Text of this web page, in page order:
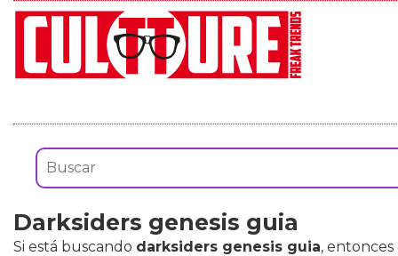
Darksiders genesis guia
Si está buscando darksiders genesis guia,